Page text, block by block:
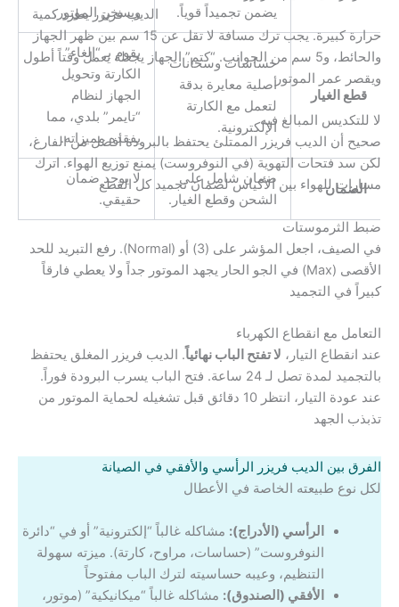
يضمن تجميداً قوياً.
ويسخن الموتور.
قطع الغيار
حساسات وسخانات
أصلية معايرة بدقة
لتعمل مع الكارتة
الإلكترونية.
يقوم بـ “إلغاء”
الكارتة وتحويل
الجهاز لنظام
“تايمر” بلدي، مما
يفقده مميزاته.
الضمان
ضمان شامل على
الشحن وقطع الغيار.
لا يوجد ضمان
حقيقي.
الديب فريزر يطرد كمية
حرارة كبيرة. يجب ترك مسافة لا تقل عن 15 سم بين ظهر الجهاز
والحائط، و5 سم من الجوانب. “كتم” الجهاز يجعله يعمل وقتاً أطول
ويقصر عمر الموتور
لا للتكديس المبالغ فيه
صحيح أن الديب فريزر الممتلئ يحتفظ بالبرودة أفضل من الفارغ،
لكن سد فتحات التهوية (في النوفروست) يمنع توزيع الهواء. اترك
مسارات للهواء بين الأكياس لضمان تجميد كل القطع
ضبط الثرموستات
في الصيف، اجعل المؤشر على (3) أو (Normal). رفع التبريد للحد
الأقصى (Max) في الجو الحار يجهد الموتور جداً ولا يعطي فارقاً
كبيراً في التجميد
التعامل مع انقطاع الكهرباء
عند انقطاع التيار، لا تفتح الباب نهائياً. الديب فريزر المغلق يحتفظ
بالتجميد لمدة تصل لـ 24 ساعة. فتح الباب يسرب البرودة فوراً.
عند عودة التيار، انتظر 10 دقائق قبل تشغيله لحماية الموتور من
تذبذب الجهد
الفرق بين الديب فريزر الرأسي والأفقي في الصيانة
لكل نوع طبيعته الخاصة في الأعطال
الرأسي (الأدراج): مشاكله غالباً “إلكترونية” أو في “دائرة
النوفروست” (حساسات، مراوح، كارتة). ميزته سهولة
التنظيم، وعيبه حساسيته لترك الباب مفتوحاً
الأفقي (الصندوق): مشاكله غالباً “ميكانيكية” (موتور،